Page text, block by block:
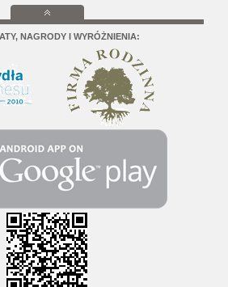
NAGRODY I WYRÓŻNIENIA: